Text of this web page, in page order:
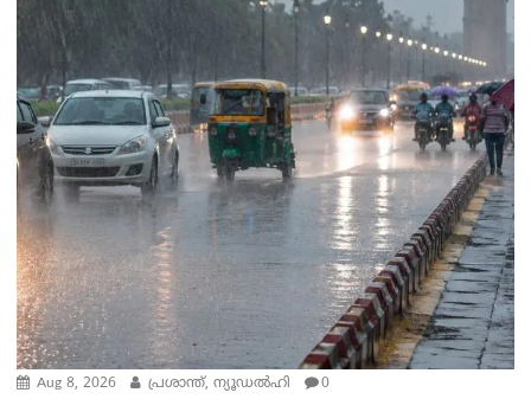
Aug 8, 2026 പ്രശാന്ത്, ന്യൂഡല്‍ഹി 0